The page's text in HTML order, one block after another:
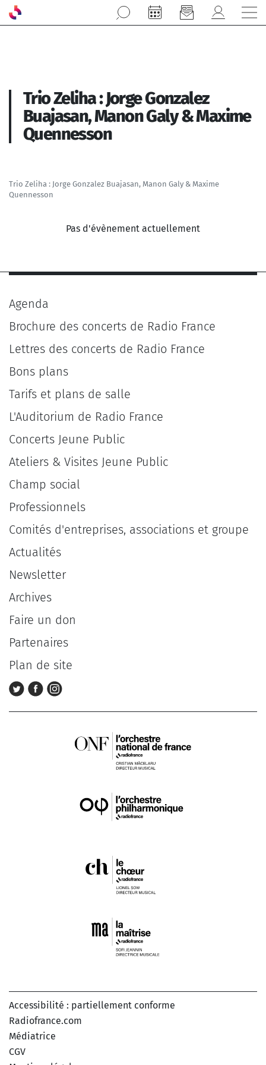
Aller au contenu principal
Trio Zeliha : Jorge Gonzalez
Buajasan, Manon Galy & Maxime
Quennesson
Trio Zeliha : Jorge Gonzalez Buajasan, Manon Galy & Maxime
Quennesson
Pas d'évènement actuellement
Agenda
Brochure des concerts de Radio France
Lettres des concerts de Radio France
Bons plans
Tarifs et plans de salle
L'Auditorium de Radio France
Concerts Jeune Public
Ateliers & Visites Jeune Public
Champ social
Professionnels
Comités d'entreprises, associations et groupe
Actualités
Newsletter
Archives
Faire un don
Partenaires
Plan de site
Accessibilité : partiellement conforme
Radiofrance.com
Médiatrice
CGV